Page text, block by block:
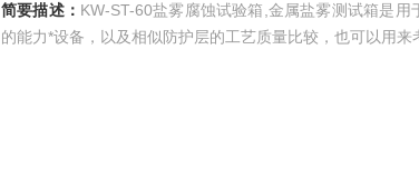
简要描述： KW-ST-60盐雾腐蚀试验箱,金属盐雾测试箱是
的能力*设备，以及相似防护层的工艺质量比较，也可以用来